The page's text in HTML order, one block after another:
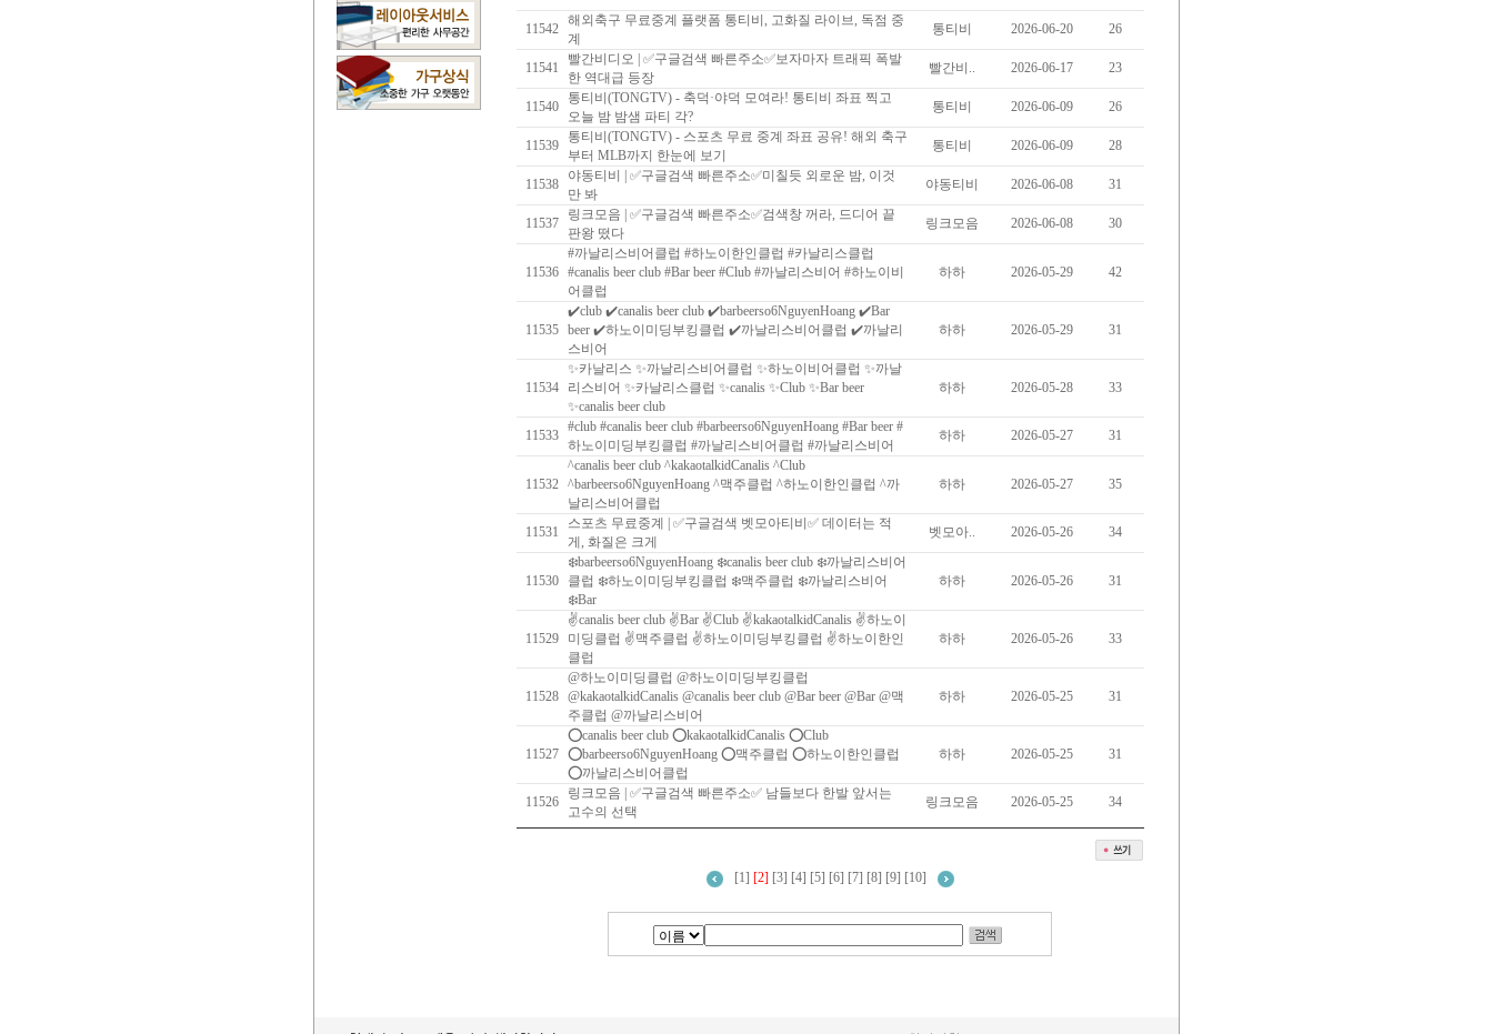
11542
해외축구 무료중계 플랫폼 통티비, 고화질 라이브, 독점 중
계
통티비 2026-06-20 26
11541
빨간비디오 | ✅구글검색 빠른주소✅보자마자 트래픽 폭발
한 역대급 등장
빨간비.. 2026-06-17 23
11540
통티비(TONGTV) - 축덕·야덕 모여라! 통티비 좌표 찍고
오늘 밤 밤샘 파티 각?
통티비 2026-06-09 26
11539
통티비(TONGTV) - 스포츠 무료 중계 좌표 공유! 해외 축구
부터 MLB까지 한눈에 보기
통티비 2026-06-09 28
11538
야동티비 | ✅구글검색 빠른주소✅미칠듯 외로운 밤, 이것
만 봐
야동티비 2026-06-08 31
11537
링크모음 | ✅구글검색 빠른주소✅검색창 꺼라, 드디어 끝
판왕 떴다
링크모음 2026-06-08 30
11536
#까날리스비어클럽 #하노이한인클럽 #‍‍카날리스클럽
#‍canalis beer club #Bar beer #‍‍Club ‍‍#까날리스비어 ‍‍#하노이비
어클럽
하하 2026-05-29 42
11535
✔️club ✔️canalis beer club ✔️barbeerso6NguyenHoang ✔️Bar
beer ✔️하노이미딩부킹클럽 ✔️까날리스비어클럽 ✔️까날리
스비어
하하 2026-05-29 31
11534
✨카날리스 ✨까날리스비어클럽 ✨하노이비어클럽 ✨까날
리스비어 ✨카날리스클럽 ✨canalis ✨Club ✨Bar beer
✨canalis beer club
하하 2026-05-28 33
11533
#club #canalis beer club #barbeerso6NguyenHoang #Bar beer #
하노이미딩부킹클럽 #까날리스비어클럽 #까날리스비어
하하 2026-05-27 31
11532
^canalis beer club ^kakaotalkidCanalis ^Club
^barbeerso6NguyenHoang ^맥주클럽 ^하노이한인클럽 ^까
날리스비어클럽
하하 2026-05-27 35
11531
스포츠 무료중계 | ✅구글검색 벳모아티비✅ 데이터는 적
게, 화질은 크게
벳모아.. 2026-05-26 34
11530
❄️barbeerso6NguyenHoang ❄️canalis beer club ❄️까날리스비어
클럽 ❄️하노이미딩부킹클럽 ❄️맥주클럽 ❄️까날리스비어
❄️Bar
하하 2026-05-26 31
11529
✌canalis beer club ✌Bar ✌Club ✌kakaotalkidCanalis ✌하노이
미딩클럽 ✌맥주클럽 ✌하노이미딩부킹클럽 ✌하노이한인
클럽
하하 2026-05-26 33
11528
@하노이미딩클럽 @하노이미딩부킹클럽
@kakaotalkidCanalis @canalis beer club @Bar beer @Bar @맥
주클럽 @까날리스비어
하하 2026-05-25 31
11527
⭕️canalis beer club ⭕️kakaotalkidCanalis ⭕️Club
⭕️barbeerso6NguyenHoang ⭕️맥주클럽 ⭕️하노이한인클럽
⭕️까날리스비어클럽
하하 2026-05-25 31
11526
링크모음 | ✅구글검색 빠른주소✅ 남들보다 한발 앞서는
고수의 선택
링크모음 2026-05-25 34
[1] [2] [3] [4] [5] [6] [7] [8] [9] [10]